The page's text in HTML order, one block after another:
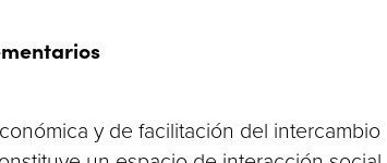
y de facilitación del intercambio